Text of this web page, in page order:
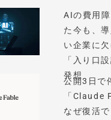
AIの費用
た今も、
い企業に
「入り口
発想
公開3日で
「Claude
なぜ復活